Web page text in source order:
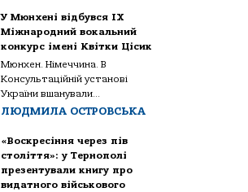
У Мюнхені відбувся IX
Міжнародний вокальний
конкурс імені Квітки Цісик
Мюнхен. Німеччина. В
Консультаційній установі
України вшанували...
ЛЮДМИЛА ОСТРОВСЬКА
«Воскресіння через пів
століття»: у Тернополі
презентували книгу про
видатного військового